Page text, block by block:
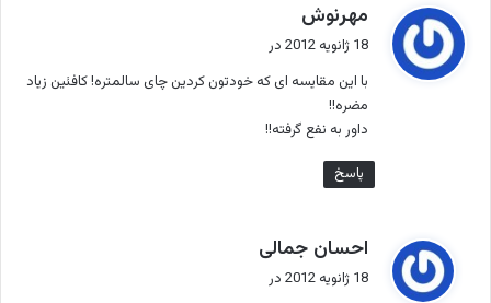
مهرنوش
ف
:
18 ژانویه 2012 در
با این مقایسه ای که خودتون کردین چای سالمتره! کافئین زیاد
مضره!!
داور به نفع گرفته!!
پاسخ
احسان جمالی
18 ژانویه 2012 در